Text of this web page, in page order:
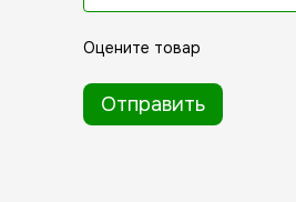
Оцените товар
Отправить